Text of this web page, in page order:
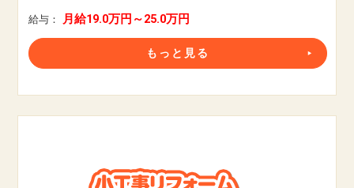
給与： 月給19.0万円～25.0万円
もっと見る